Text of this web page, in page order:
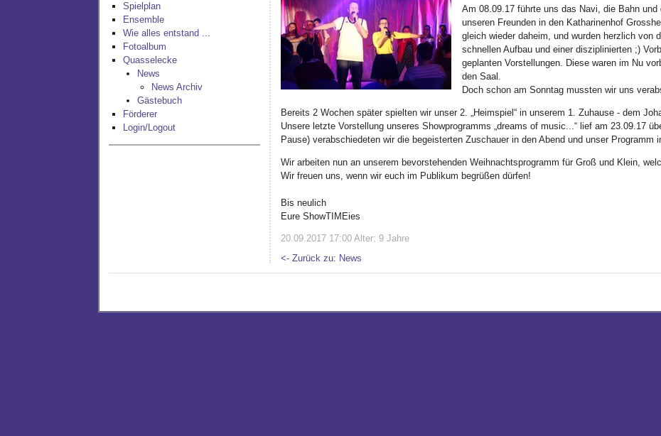
Spielplan
Ensemble
Wie alles entstand ...
Fotoalbum
Quasselecke
News
News Archiv
Gästebuch
Förderer
Login/Logout
Am 08.09.17 führte uns das Navi, die Bahn
unseren Freunden in den Katharinenhof
gleich wieder daheim, und wurden herzlich von
schnellen Aufbau und einer disziplinierten ;)
geplanten Vorstellungen. Diese waren im Nu
den Saal.
Doch schon am Sonntag mussten wir uns
Bereits 2 Wochen später spielten wir unser 2. „Heimspiel“ in unserem 1. Zuhause - dem
Unsere letzte Vorstellung unseres Showprogramms „dreams of music...“ lief am 23.09.17
Pause) verabschiedeten wir die begeisterten Zuschauer in den Abend und unser Programm
Wir arbeiten nun an unserem bevorstehenden Weihnachtsprogramm für Groß und Klein,
Wir freuen uns, wenn wir euch im Publikum begrüßen dürfen!
Bis neulich
Eure ShowTIMEies
20.09.2017 17:00 Alter: 9 Jahre
<- Zurück zu: News